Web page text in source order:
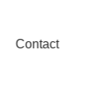
Contact